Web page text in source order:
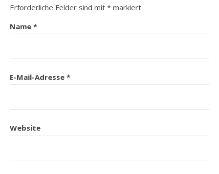
Erforderliche Felder sind mit * markiert
Name *
E-Mail-Adresse *
Website